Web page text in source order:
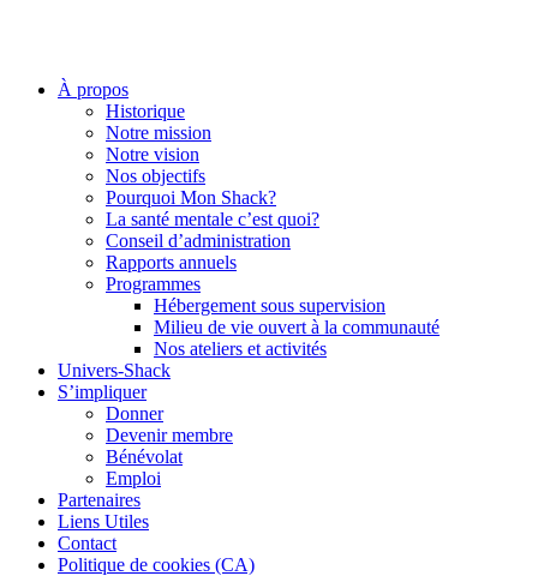
À propos
Historique
Notre mission
Notre vision
Nos objectifs
Pourquoi Mon Shack?
La santé mentale c’est quoi?
Conseil d’administration
Rapports annuels
Programmes
Hébergement sous supervision
Milieu de vie ouvert à la communauté
Nos ateliers et activités
Univers-Shack
S’impliquer
Donner
Devenir membre
Bénévolat
Emploi
Partenaires
Liens Utiles
Contact
Politique de cookies (CA)